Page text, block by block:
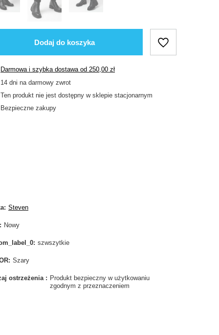
Dodaj do koszyka
Darmowa i szybka dostawaod250,00 zł
14 dni na darmowy zwrot
Ten produkt nie jest dostępny w sklepie stacjonarnym
Bezpieczne zakupy
Steven
Nowy
szwszytkie
Szary
ostrzeżenia
Produkt bezpieczny w użytkowaniu
zgodnym z przeznaczeniem